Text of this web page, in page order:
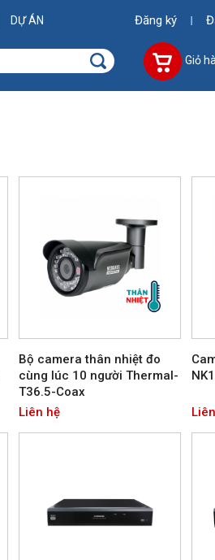
DỰ ÁN Đăng ký
Giỏ
Bộ camera thân nhiệt đo
cùng lúc 10 người Thermal-
T36.5-Coax
Liên hệ